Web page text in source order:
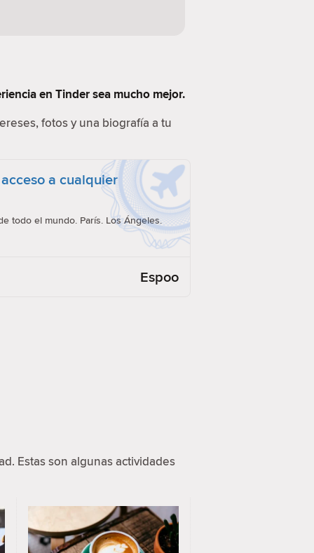
en Tinder sea mucho mejor.
fotos y una biografía a tu
a cualquier
todo el mundo. París. Los Ángeles.
Espoo
Estas son algunas actividades